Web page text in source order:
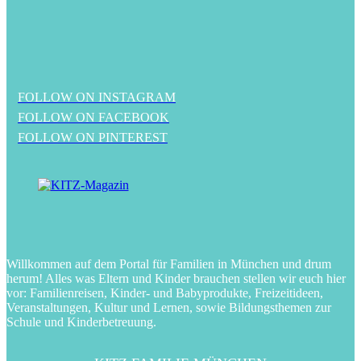
FOLLOW ON INSTAGRAM
FOLLOW ON FACEBOOK
FOLLOW ON PINTEREST
Willkommen auf dem Portal für Familien in München und drum
herum! Alles was Eltern und Kinder brauchen stellen wir euch hier
vor: Familienreisen, Kinder- und Babyprodukte, Freizeitideen,
Veranstaltungen, Kultur und Lernen, sowie Bildungsthemen zur
Schule und Kinderbetreuung.